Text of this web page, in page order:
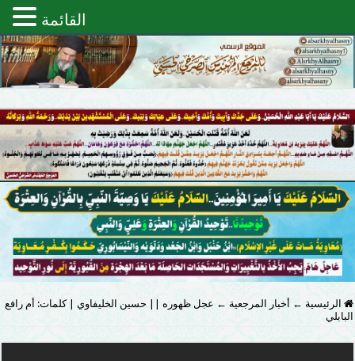
الرئيسية ← أخبار المرجعية ← عجل ظهوره || حسين الخليفاوي | كلمات: أم رافع
البابلي
القائمة